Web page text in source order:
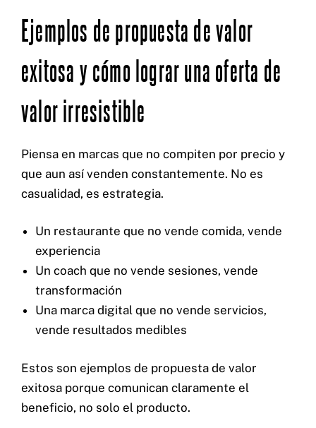
Ejemplos de propuesta de valor
exitosa y cómo lograr una oferta de
valor irresistible
Piensa en marcas que no compiten por precio y
que aun así venden constantemente. No es
casualidad, es estrategia.
Un restaurante que no vende comida, vende
experiencia
Un coach que no vende sesiones, vende
transformación
Una marca digital que no vende servicios,
vende resultados medibles
Estos son ejemplos de propuesta de valor
exitosa porque comunican claramente el
beneficio, no solo el producto.